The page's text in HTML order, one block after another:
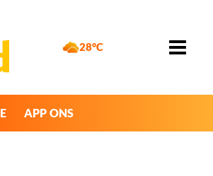
28°C
APP ONS